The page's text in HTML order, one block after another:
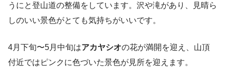
うにと登山道の整備をしています。沢や滝があり、見晴ら
しのいい景色がとても気持ちがいいです。
4月下旬〜5月中旬はアカヤシオの花が満開を迎え、山頂
付近ではピンクに色づいた景色が見所を迎えます。